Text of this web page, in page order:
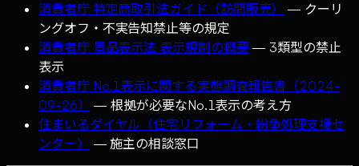
消費者庁 特定商取引法ガイド（訪問販売）
— クーリ
ングオフ・不実告知禁止等の規定
消費者庁 景品表示法 表示規制の概要— 3類型の禁止
表示
消費者庁 No.1表示に関する実態調査報告書（2024-
09-26）
— 根拠が必要なNo.1表示の考え方
住まいるダイヤル（住宅リフォーム・紛争処理支援セ
ンター）
— 施主の相談窓口